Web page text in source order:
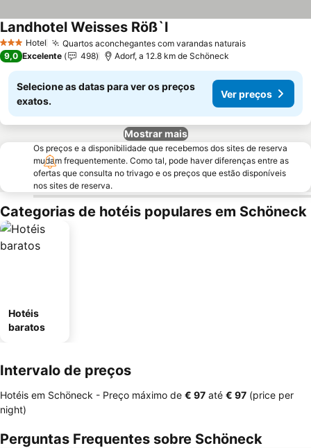
3 EstrelasHotel Quartos aconchegantes com varandas naturaisVer preços
Landhotel Weisses Röß`lVer preços
9,0 Excelente 498 Adorf, a 12.8 km de Schöneck
Selecione as datas para ver os preços
exatos.
Ver preços
Mostrar mais
Os preços e a disponibilidade que recebemos dos sites de reserva
mudam frequentemente. Como tal, pode haver diferenças entre as
ofertas que consulta no trivago e os preços que estão disponíveis
nos sites de reserva.
Categorias de hotéis populares em Schöneck
Hotéis
baratos
Intervalo de preços
Hotéis em Schöneck - Preço máximo de ‎€ 97 até ‎€ 97 (price per
night)
Perguntas Frequentes sobre Schöneck